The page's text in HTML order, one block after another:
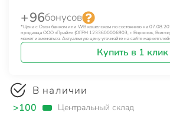
+ 96бонусов
*Цена с Озон банком или WB кошельком по состоянию на
продавца ООО «Прайм» (ОГРН 1233600006903, г. Воронеж,
может изменяться. Актуальную цену уточняйте на сайте
Купить в 1 клик
В наличии
>100 Центральный склад